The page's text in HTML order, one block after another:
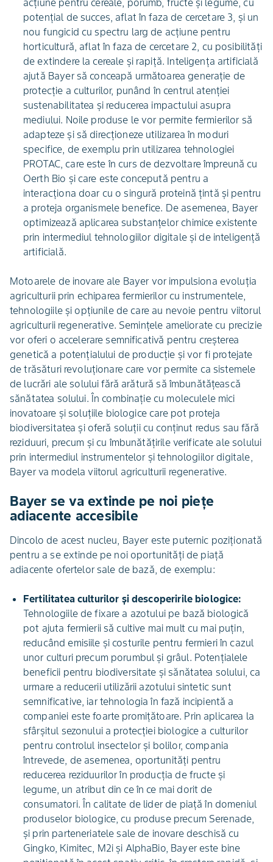
acțiune pentru cereale, porumb, fructe și legume, cu
potențial de succes, aflat în faza de cercetare 3, și un
nou fungicid cu spectru larg de acțiune pentru
horticultură, aflat în faza de cercetare 2, cu posibilități
de extindere la cereale și rapiță. Inteligența artificială
ajută Bayer să conceapă următoarea generație de
protecție a culturilor, punând în centrul atenției
sustenabilitatea și reducerea impactului asupra
mediului. Noile produse le vor permite fermierilor să
adapteze și să direcționeze utilizarea în moduri
specifice, de exemplu prin utilizarea tehnologiei
PROTAC, care este în curs de dezvoltare împreună cu
Oerth Bio și care este concepută pentru a
interacționa doar cu o singură proteină țintă și pentru
a proteja organismele benefice. De asemenea, Bayer
optimizează aplicarea substanțelor chimice existente
prin intermediul tehnologiilor digitale și de inteligență
artificială.
Motoarele de inovare ale Bayer vor impulsiona evoluția
agriculturii prin echiparea fermierilor cu instrumentele,
tehnologiile și opțiunile de care au nevoie pentru viitorul
agriculturii regenerative. Semințele ameliorate cu precizie
vor oferi o accelerare semnificativă pentru creșterea
genetică a potențialului de producție și vor fi protejate
de trăsături revoluționare care vor permite ca sistemele
de lucrări ale solului fără arătură să îmbunătățească
sănătatea solului. În combinație cu moleculele mici
inovatoare și soluțiile biologice care pot proteja
biodiversitatea și oferă soluții cu conținut redus sau fără
reziduuri, precum și cu îmbunătățirile verificate ale solului
prin intermediul instrumentelor și tehnologiilor digitale,
Bayer va modela viitorul agriculturii regenerative.
Bayer se va extinde pe noi piețe
adiacente accesibile
Dincolo de acest nucleu, Bayer este puternic poziționată
pentru a se extinde pe noi oportunități de piață
adiacente ofertelor sale de bază, de exemplu:
Fertilitatea culturilor și descoperirile biologice:
Tehnologiile de fixare a azotului pe bază biologică
pot ajuta fermierii să cultive mai mult cu mai puțin,
reducând emisiile și costurile pentru fermieri în cazul
unor culturi precum porumbul și grâul. Potențialele
beneficii pentru biodiversitate și sănătatea solului, ca
urmare a reducerii utilizării azotului sintetic sunt
semnificative, iar tehnologia în fază incipientă a
companiei este foarte promițătoare. Prin aplicarea la
sfârșitul sezonului a protecției biologice a culturilor
pentru controlul insectelor și bolilor, compania
întrevede, de asemenea, oportunități pentru
reducerea reziduurilor în producția de fructe și
legume, un atribut din ce în ce mai dorit de
consumatori. În calitate de lider de piață în domeniul
produselor biologice, cu produse precum Serenade,
și prin parteneriatele sale de inovare deschisă cu
Gingko, Kimitec, M2i și AlphaBio, Bayer este bine